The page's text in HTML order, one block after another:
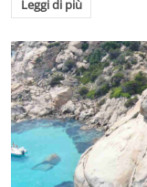
Leggi di più